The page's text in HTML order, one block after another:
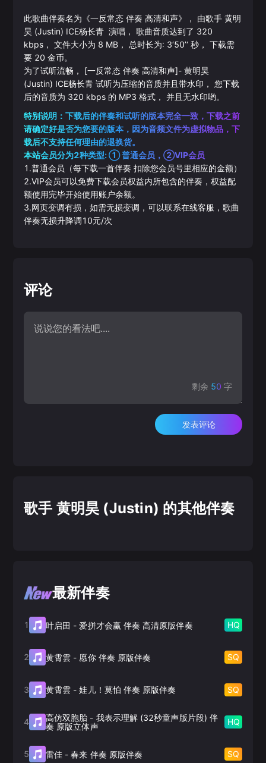
此歌曲伴奏名为《一反常态 伴奏 高清和声》， 由歌手 黄明
昊 (Justin) ICE杨长青 演唱， 歌曲音质达到了 320
kbps， 文件大小为 8 MB， 总时长为: 3‘50’‘秒， 下载需
要 20 金币。
为了试听流畅， [一反常态 伴奏 高清和声]- 黄明昊
(Justin) ICE杨长青 试听为压缩的音质并且带水印， 您下载
后的音质为 320 kbps 的 MP3 格式， 并且无水印哟。
特别说明：下载后的伴奏和试听的版本完全一致，下载之前
请确定好是否为您要的版本，因为音频文件为虚拟物品，下
载后不支持任何理由的退换货。
本站会员分为2种类型: ① 普通会员，②VIP会员
1.普通会员（每下载一首伴奏 扣除您会员号里相应的金额）
2.VIP会员可以免费下载会员权益内所包含的伴奏，权益配
额使用完毕开始使用账户余额。
3.网页变调有损，如需无损变调，可以联系在线客服，歌曲
伴奏无损升降调10元/次
评论
剩余 50 字
发表评论
歌手 黄明昊 (Justin) 的其他伴奏
最新伴奏
1 叶启田 -爱拼才会赢 伴奏 高清原版伴奏 HQ
2 黄霄雲 - 愿你 伴奏 原版伴奏 SQ
3 黄霄雲 -娃儿！莫怕 伴奏 原版伴奏 SQ
4 高仿双胞胎 - 我表示理解 (32秒童声版片段) 伴
奏 原版立体声
HQ
5 雷佳 -春来 伴奏 原版伴奏 SQ